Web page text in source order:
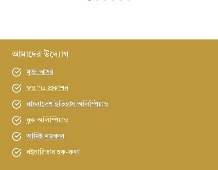
আমাদের উদ্যোগ
মুক্ত আসর
স্বপ্ন ‘৭১ প্রকাশন
বাংলাদেশ ইতিহাস অলিম্পিয়াড
বুক অলিম্পিয়াড
আমিই নজরুল
বইচারিতার হক-কথা